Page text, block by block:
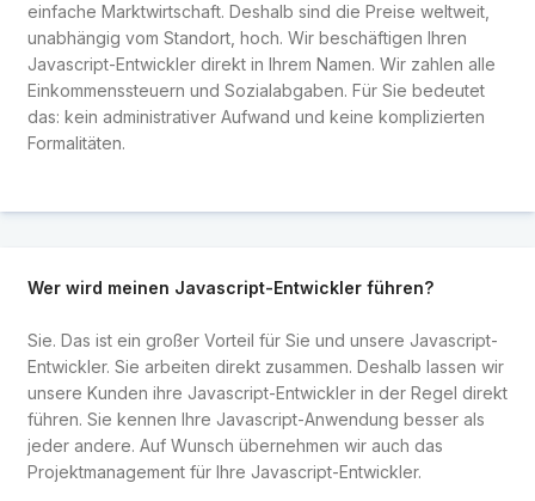
einfache Marktwirtschaft. Deshalb sind die Preise weltweit,
unabhängig vom Standort, hoch. Wir beschäftigen Ihren
Javascript-Entwickler direkt in Ihrem Namen. Wir zahlen alle
Einkommenssteuern und Sozialabgaben. Für Sie bedeutet
das: kein administrativer Aufwand und keine komplizierten
Formalitäten.
Wer wird meinen Javascript-Entwickler führen?
Sie. Das ist ein großer Vorteil für Sie und unsere Javascript-
Entwickler. Sie arbeiten direkt zusammen. Deshalb lassen wir
unsere Kunden ihre Javascript-Entwickler in der Regel direkt
führen. Sie kennen Ihre Javascript-Anwendung besser als
jeder andere. Auf Wunsch übernehmen wir auch das
Projektmanagement für Ihre Javascript-Entwickler.